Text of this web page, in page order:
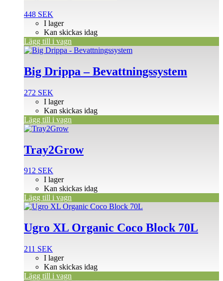
448 SEK
I lager
Kan skickas idag
Lägg till i vagn
Big Drippa – Bevattningssystem
272 SEK
I lager
Kan skickas idag
Lägg till i vagn
Tray2Grow
912 SEK
I lager
Kan skickas idag
Lägg till i vagn
Ugro XL Organic Coco Block 70L
211 SEK
I lager
Kan skickas idag
Lägg till i vagn